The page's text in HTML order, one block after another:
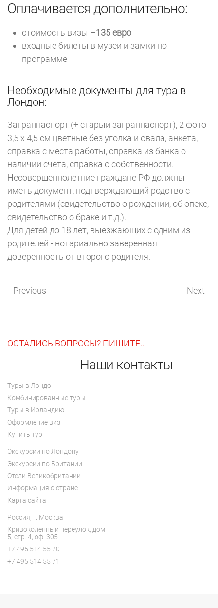
Оплачивается дополнительно:
стоимость визы –135 евро
входные билеты в музеи и замки по
программе
Необходимые документы для тура в
Лондон:
Загранпаспорт (+ старый загранпаспорт), 2 фото
3,5 х 4,5 см цветные без уголка и овала, анкета,
справка с места работы, справка из банка о
наличии счета, справка о собственности.
Несовершеннолетние граждане РФ должны
иметь документ, подтверждающий родство с
родителями (свидетельство о рождении, об опеке,
свидетельство о браке и т.д.).
Для детей до 18 лет, выезжающих с одним из
родителей - нотариально заверенная
доверенность от второго родителя.
Previous Next
ОСТАЛИСЬ ВОПРОСЫ? ПИШИТЕ...
Наши контакты
Туры в Лондон
Комбинированные туры
Туры в Ирландию
Оформление виз
Купить тур
Экскурсии по Лондону
Экскурсии по Британии
Отели Великобритании
Информация о стране
Карта сайта
Россия, г. Москва
Кривоколенный переулок, дом
5, стр. 4, оф. 305
+7 495 514 55 70
+7 495 514 55 71